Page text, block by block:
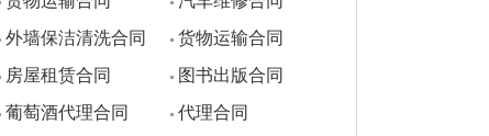
外墙保洁清洗合同
货物运输合同
房屋租赁合同
图书出版合同
葡萄酒代理合同
代理合同